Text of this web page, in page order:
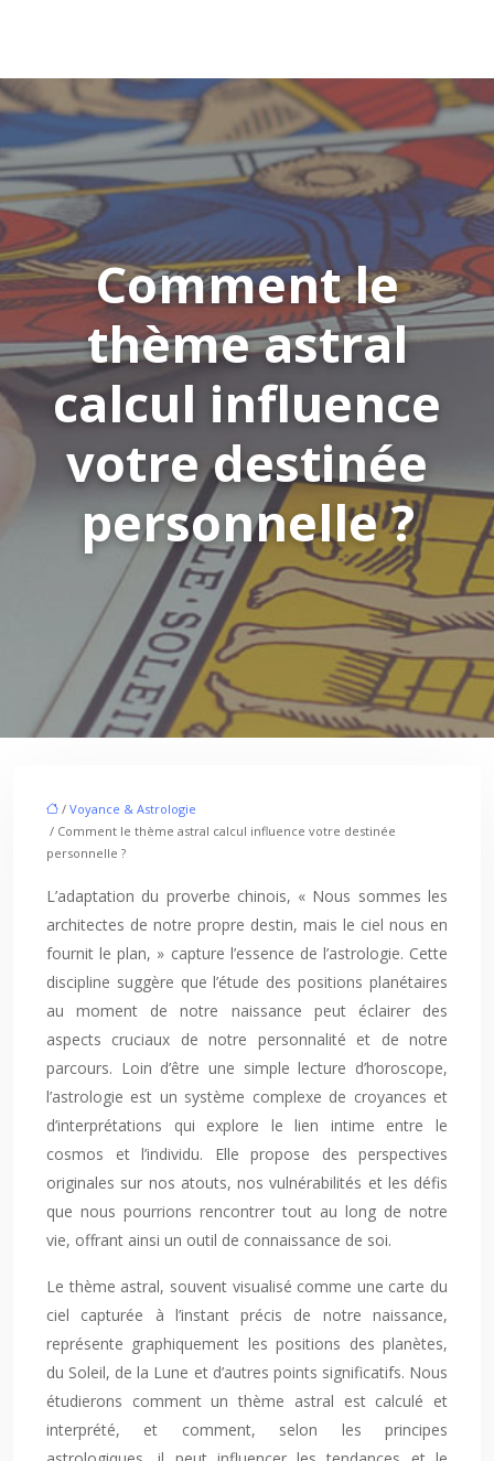
Comment le
thème astral
calcul influence
votre destinée
personnelle ?
/ Voyance & Astrologie
/ Comment le thème astral calcul influence votre destinée
personnelle ?
L’adaptation du proverbe chinois, « Nous sommes les
architectes de notre propre destin, mais le ciel nous en
fournit le plan, » capture l’essence de l’astrologie. Cette
discipline suggère que l’étude des positions planétaires
au moment de notre naissance peut éclairer des
aspects cruciaux de notre personnalité et de notre
parcours. Loin d’être une simple lecture d’horoscope,
l’astrologie est un système complexe de croyances et
d’interprétations qui explore le lien intime entre le
cosmos et l’individu. Elle propose des perspectives
originales sur nos atouts, nos vulnérabilités et les défis
que nous pourrions rencontrer tout au long de notre
vie, offrant ainsi un outil de connaissance de soi.
Le thème astral, souvent visualisé comme une carte du
ciel capturée à l’instant précis de notre naissance,
représente graphiquement les positions des planètes,
du Soleil, de la Lune et d’autres points significatifs. Nous
étudierons comment un thème astral est calculé et
interprété, et comment, selon les principes